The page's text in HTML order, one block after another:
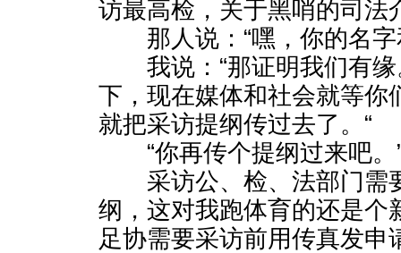
访最高检，关于黑哨的司法
那人说：“嘿，你的名字
我说：“那证明我们有缘
下，现在媒体和社会就等你
就把采访提纲传过去了。“
“你再传个提纲过来吧。
采访公、检、法部门需
纲，这对我跑体育的还是个
足协需要采访前用传真发申